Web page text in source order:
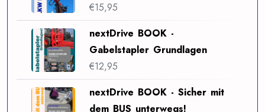
€15,95
nextDrive BOOK -
Gabelstapler Grundlagen
€12,95
nextDrive BOOK - Sicher mit
dem BUS unterwegs!